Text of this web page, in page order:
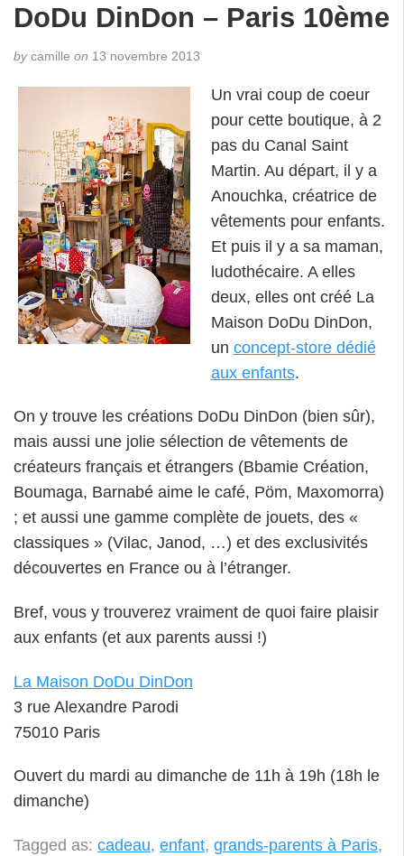
DoDu DinDon – Paris 10ème
bycamille on 13 novembre 2013
Un vrai coup de coeur
pour cette boutique, à 2
pas du Canal Saint
Martin. Au départ, il y a
Anouchka, créatrice de
vêtements pour enfants.
Et puis il y a sa maman,
ludothécaire. A elles
deux, elles ont créé La
Maison DoDu DinDon,
un concept-store dédié
aux enfants.
On y trouve les créations DoDu DinDon (bien sûr),
mais aussi une jolie sélection de vêtements de
créateurs français et étrangers (Bbamie Création,
Boumaga, Barnabé aime le café, Pöm, Maxomorra)
; et aussi une gamme complète de jouets, des «
classiques » (Vilac, Janod, …) et des exclusivités
découvertes en France ou à l’étranger.
Bref, vous y trouverez vraiment de quoi faire plaisir
aux enfants (et aux parents aussi !)
La Maison DoDu DinDon
3 rue Alexandre Parodi
75010 Paris
Ouvert du mardi au dimanche de 11h à 19h (18h le
dimanche)
Tagged as: cadeau, enfant, grands-parents à Paris,